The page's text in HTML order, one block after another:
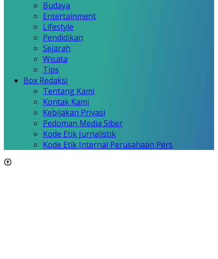
Budaya
Entertainment
Lifestyle
Pendidikan
Sejarah
Wisata
Tips
Box Redaksi
Tentang Kami
Kontak Kami
Kebijakan Privasi
Pedoman Media Siber
Kode Etik Jurnalistik
Kode Etik Internal Perusahaan Pers